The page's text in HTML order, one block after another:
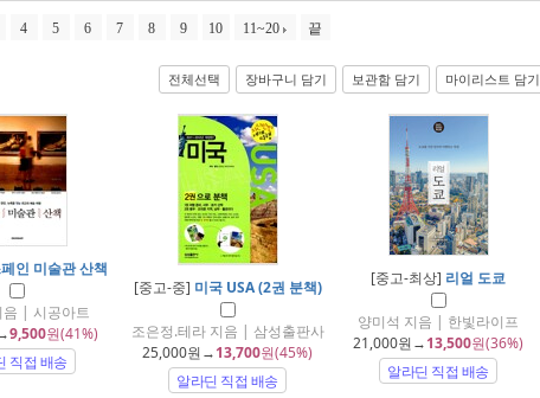
4 5 6 7 8 9 10 11~20 끝
전체선택 장바구니 담기 보관함 담기 마이리스트 담기
인 미술관 산책
음 | 시공아트
9,500원(41%)
직접 배송
[중고-중] 미국 USA (2권 분책)
조은정.테라 지음 | 삼성출판사
25,000원→13,700원(45%)
알라딘 직접 배송
[중고-최상] 리얼 도쿄
양미석 지음 | 한빛라이프
21,000원→13,500원(36%)
알라딘 직접 배송